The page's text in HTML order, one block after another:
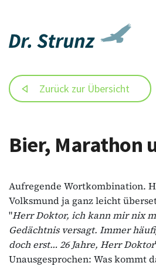
Zurück zur Übersicht
Bier, Marathon
Aufregende Wortkombination.
Volksmund ja ganz leicht
"Herr Doktor, ich kann mir nix
Gedächtnis versagt. Immer
doch erst… 26 Jahre, Herr Doktor
Unausgesprochen: Was kommt